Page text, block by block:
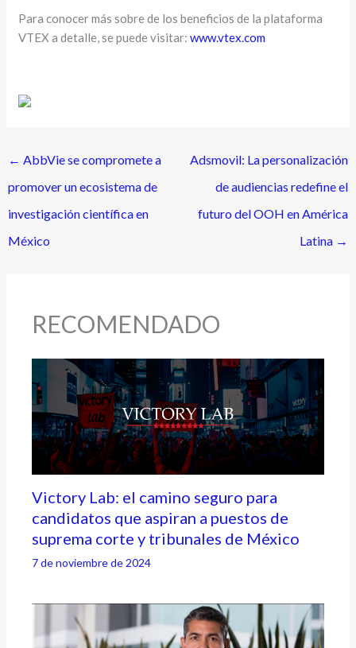
Para conocer más sobre de los beneficios de la plataforma
VTEX a detalle, se puede visitar:www.vtex.com
← AbbVie se compromete a
promover un ecosistema de
investigación científica en
México
Adsmovil: La personalización
de audiencias redefine el
futuro del OOH en América
Latina →
RECOMENDADO
Victory Lab: el camino seguro para
candidatos que aspiran a puestos de
suprema corte y tribunales de México
7 de noviembre de 2024